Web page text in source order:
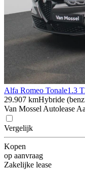
Alfa Romeo Tonale1.3
29.907 kmHybride
Van Mossel Autolease
Vergelijk
Kopen
op aanvraag
Zakelijke lease